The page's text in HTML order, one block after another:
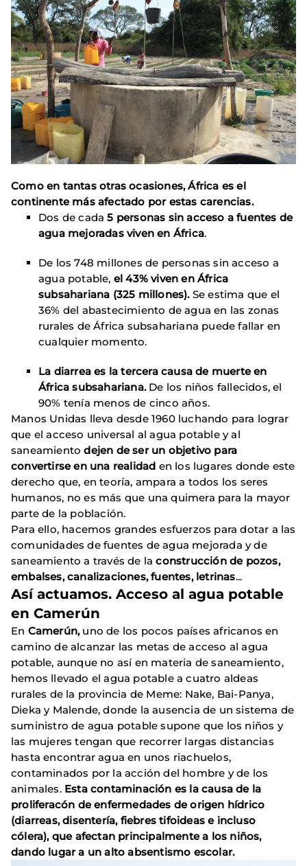
Como en tantas otras ocasiones, África es el
continente más afectado por estas carencias.
Dos de cada5 personas sin acceso a fuentes de
agua mejoradas viven en África.
De los 748 millones de personas sin acceso a
agua potable, el 43% viven en África
subsahariana (325 millones).Se estima que el
36% del abastecimiento de agua en las zonas
rurales de África subsahariana puede fallar en
cualquier momento.
La diarrea es la tercera causa de muerte en
África subsahariana.De los niños fallecidos, el
90% tenía menos de cinco años.
Manos Unidas lleva desde 1960 luchando para lograr
que el acceso universal al agua potable y al
saneamientodejen de ser un objetivo para
convertirse en una realidad en los lugares donde este
derecho que, en teoría, ampara a todos los seres
humanos, no es más que una quimera para la mayor
parte de la población.
Para ello, hacemos grandes esfuerzos para dotar a las
comunidades de fuentes de agua mejorada y de
saneamiento a través de laconstrucción de pozos,
embalses, canalizaciones, fuentes, letrinas...
Así actuamos. Acceso al agua potable
en Camerún
En Camerún, uno de los pocos países africanos en
camino de alcanzar las metas de acceso al agua
potable, aunque no así en materia de saneamiento,
hemos llevado el agua potable a cuatro aldeas
rurales de la provincia de Meme: Nake, Bai-Panya,
Dieka y Malende, donde la ausencia de un sistema de
suministro de agua potable supone que los niños y
las mujeres tengan que recorrer largas distancias
hasta encontrar agua en unos riachuelos,
contaminados por la acción del hombre y de los
animales. Esta contaminación es la causa de la
proliferacón de enfermedades de origen hídrico
(diarreas, disentería, fiebres tifoideas e incluso
cólera), que afectan principalmente a los niños,
dando lugar a un alto absentismo escolar.